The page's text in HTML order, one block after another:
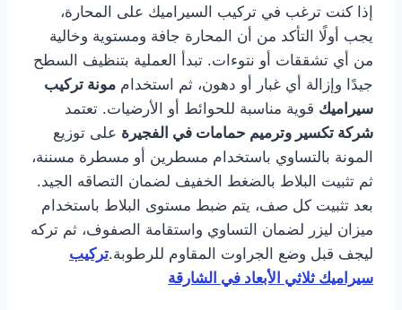
إذا كنت ترغب في تركيب السيراميك على المحارة،
يجب أولًا التأكد من أن المحارة جافة ومستوية وخالية
من أي تشققات أو نتوءات. تبدأ العملية بتنظيف السطح
جيدًا وإزالة أي غبار أو دهون، ثم استخدام مونة تركيب
سيراميك قوية مناسبة للحوائط أو الأرضيات. تعتمد
شركة تكسير وترميم حمامات في الفجيرة على توزيع
المونة بالتساوي باستخدام مسطرين أو مسطرة مسننة،
ثم تثبيت البلاط بالضغط الخفيف لضمان التصاقه الجيد.
بعد تثبيت كل صف، يتم ضبط مستوى البلاط باستخدام
ميزان ليزر لضمان التساوي واستقامة الصفوف، ثم تركه
ليجف قبل وضع الجراوت المقاوم للرطوبة.تركيب
سيراميك ثلاثي الأبعاد في الشارقة